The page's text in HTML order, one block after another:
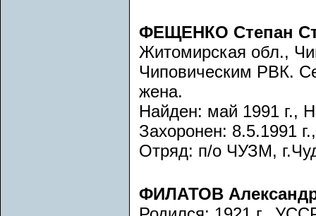
ФЕЩЕНКО Степан
Житомирская обл.,
Чиповическим РВК.
жена.
Найден: май 1991 г.,
Захоронен: 8.5.1991
Отряд: п/о ЧУЗМ,
ФИЛАТОВ